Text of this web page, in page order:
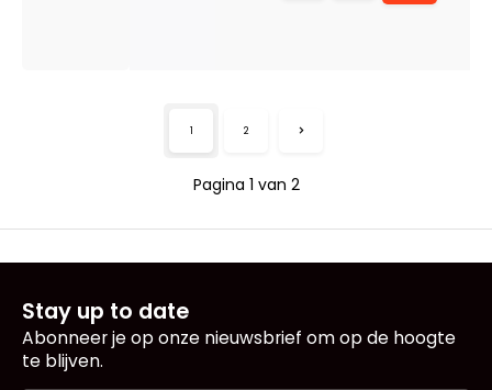
Pagina 1 van 2
1 2
Stay up to date
Abonneer je op onze nieuwsbrief om op de hoogte
te blijven.